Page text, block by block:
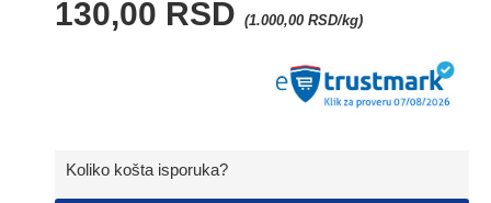
130,00 RSD (1.000,00 RSD/kg)
Koliko košta isporuka?